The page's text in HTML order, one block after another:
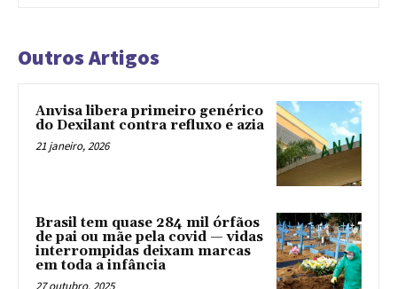
Outros Artigos
Anvisa libera primeiro genérico
do Dexilant contra refluxo e azia
21 janeiro, 2026
Brasil tem quase 284 mil órfãos
de pai ou mãe pela covid — vidas
interrompidas deixam marcas
em toda a infância
27 outubro, 2025